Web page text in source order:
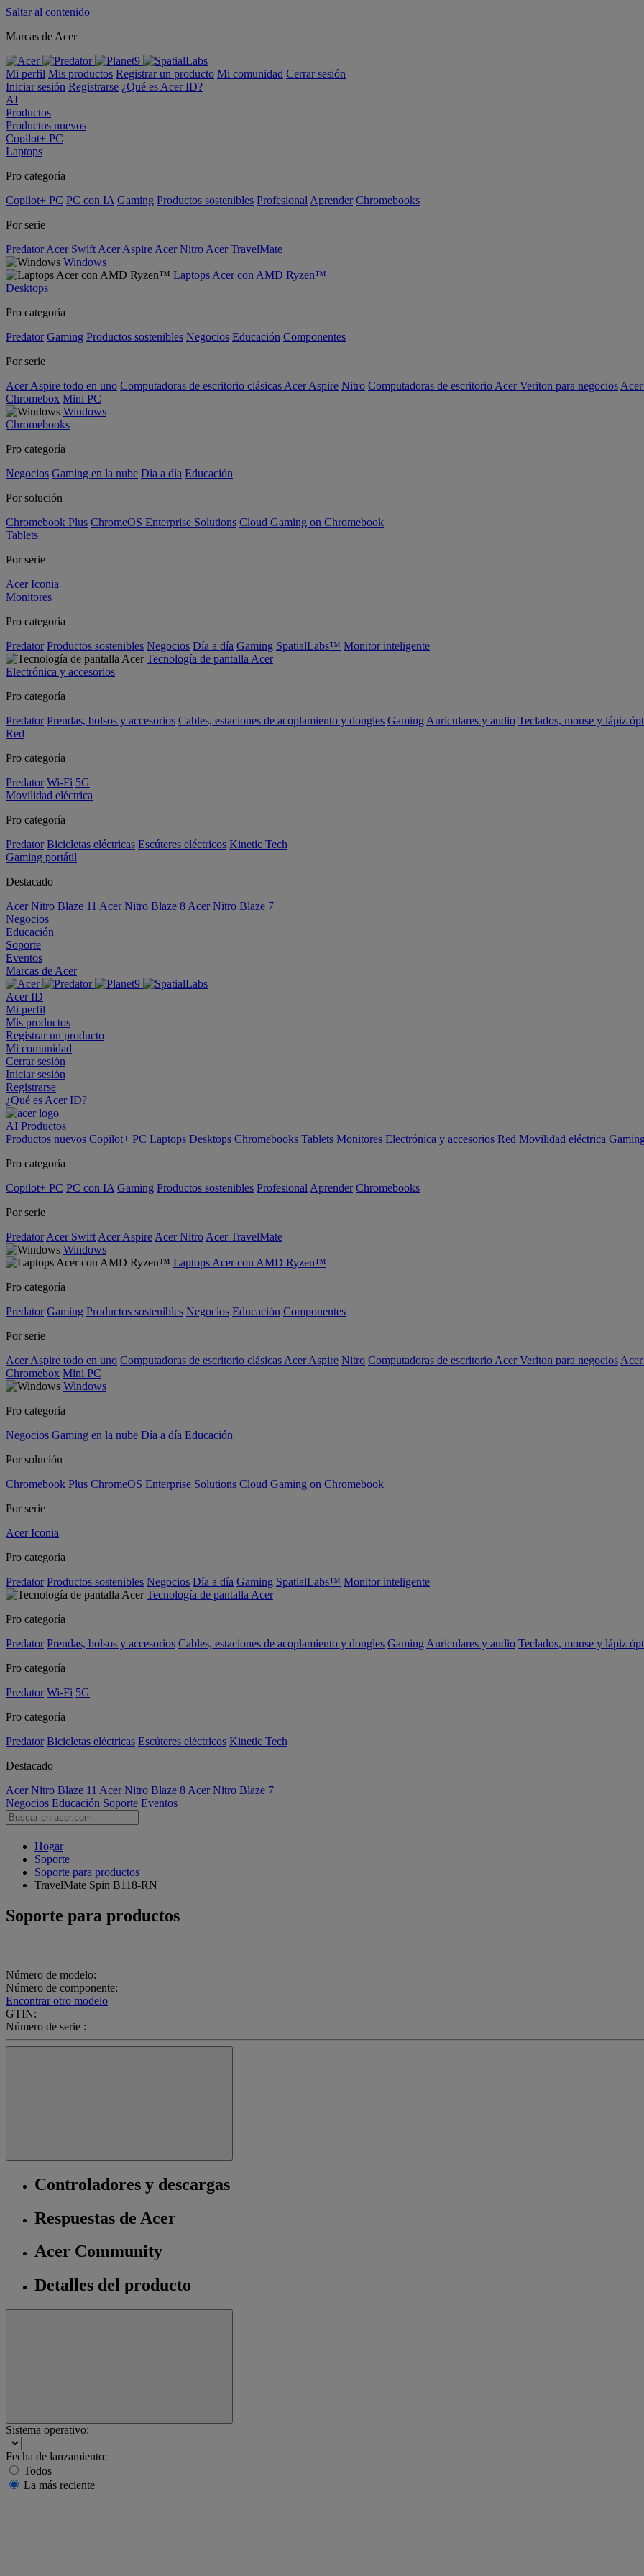
Saltar al contenido
Marcas de Acer
Mi perfil Mis productos Registrar un producto Mi comunidad Cerrar sesión
Iniciar sesión Registrarse ¿Qué es Acer ID?
AI
Productos
Productos nuevos
Copilot+ PC
Laptops
Pro categoría
Copilot+ PC PC con IA Gaming Productos sostenibles Profesional Aprender Chromebooks
Por serie
Predator Acer Swift Acer Aspire Acer Nitro Acer TravelMate
Windows
Laptops Acer con AMD Ryzen™
Desktops
Pro categoría
Predator Gaming Productos sostenibles Negocios Educación Componentes
Por serie
Acer Aspire todo en uno Computadoras de escritorio clásicas Acer Aspire Nitro Computadoras de escritorio Acer Veriton para negocios
Chromebox Mini PC
Windows
Chromebooks
Pro categoría
Negocios Gaming en la nube Día a día Educación
Por solución
Chromebook Plus ChromeOS Enterprise Solutions Cloud Gaming on Chromebook
Tablets
Por serie
Acer Iconia
Monitores
Pro categoría
Predator Productos sostenibles Negocios Día a día Gaming SpatialLabs™ Monitor inteligente
Tecnología de pantalla Acer
Electrónica y accesorios
Pro categoría
Predator Prendas, bolsos y accesorios Cables, estaciones de acoplamiento y dongles Gaming Auriculares y audio Teclados, mouse y lápiz
Red
Pro categoría
Predator Wi-Fi 5G
Movilidad eléctrica
Pro categoría
Predator Bicicletas eléctricas Escúteres eléctricos Kinetic Tech
Gaming portátil
Destacado
Acer Nitro Blaze 11 Acer Nitro Blaze 8 Acer Nitro Blaze 7
Negocios
Educación
Soporte
Eventos
Marcas de Acer
Acer ID
Mi perfil
Mis productos
Registrar un producto
Mi comunidad
Cerrar sesión
Iniciar sesión
Registrarse
¿Qué es Acer ID?
AI Productos
Productos nuevos Copilot+ PC Laptops Desktops Chromebooks Tablets Monitores Electrónica y accesorios Red Movilidad eléctrica
Pro categoría
Copilot+ PC PC con IA Gaming Productos sostenibles Profesional Aprender Chromebooks
Por serie
Predator Acer Swift Acer Aspire Acer Nitro Acer TravelMate
Windows
Laptops Acer con AMD Ryzen™
Pro categoría
Predator Gaming Productos sostenibles Negocios Educación Componentes
Por serie
Acer Aspire todo en uno Computadoras de escritorio clásicas Acer Aspire Nitro Computadoras de escritorio Acer Veriton para negocios
Chromebox Mini PC
Windows
Pro categoría
Negocios Gaming en la nube Día a día Educación
Por solución
Chromebook Plus ChromeOS Enterprise Solutions Cloud Gaming on Chromebook
Por serie
Acer Iconia
Pro categoría
Predator Productos sostenibles Negocios Día a día Gaming SpatialLabs™ Monitor inteligente
Tecnología de pantalla Acer
Pro categoría
Predator Prendas, bolsos y accesorios Cables, estaciones de acoplamiento y dongles Gaming Auriculares y audio Teclados, mouse y lápiz
Pro categoría
Predator Wi-Fi 5G
Pro categoría
Predator Bicicletas eléctricas Escúteres eléctricos Kinetic Tech
Destacado
Acer Nitro Blaze 11 Acer Nitro Blaze 8 Acer Nitro Blaze 7
Negocios Educación Soporte Eventos
Hogar
Soporte
Soporte para productos
TravelMate Spin B118-RN
Soporte para productos
Número de modelo:
Número de componente:
Encontrar otro modelo
GTIN:
Número de serie :
Controladores y descargas
Respuestas de Acer
Acer Community
Detalles del producto
Sistema operativo:
Fecha de lanzamiento:
Todos
La más reciente